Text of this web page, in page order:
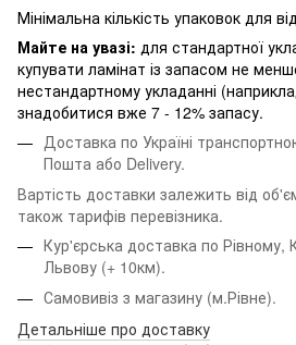
Мінімальна кількість упаковок для
Майте на увазі: для стандартної
купувати ламінат із запасом не
нестандартному укладанні
знадобитися вже 7 - 12% запасу.
Доставка по Україні
Пошта або Delivery.
Вартість доставки залежить від
також тарифів перевізника.
Кур'єрська доставка по Рівному,
Львову (+ 10км).
Самовивіз з магазину (м.Рівне).
Детальніше про доставку